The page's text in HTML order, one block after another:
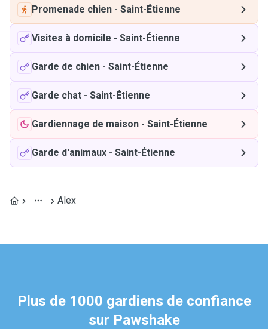
Promenade chien - Saint-Étienne
Visites à domicile - Saint-Étienne
Garde de chien - Saint-Étienne
Garde chat - Saint-Étienne
Gardiennage de maison - Saint-Étienne
Garde d'animaux - Saint-Étienne
Alex
Plus de 1000 gardiens de confiance
sur Pawshake